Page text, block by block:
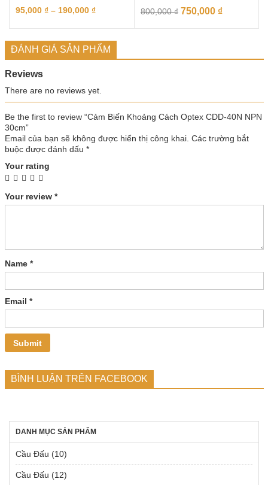
95,000 ₫ – 190,000 ₫ 800,000₫ 750,000 ₫
ĐÁNH GIÁ SẢN PHẨM
Reviews
There are no reviews yet.
Be the first to review “Cảm Biến Khoảng Cách Optex CDD-40N NPN
30cm”
Email của bạn sẽ không được hiển thị công khai. Các trường bắt
buộc được đánh dấu *
Your rating
Your review *
Name *
Email *
BÌNH LUẬN TRÊN FACEBOOK
DANH MỤC SẢN PHẨM
Cầu Đấu (10)
Cầu Đấu (12)